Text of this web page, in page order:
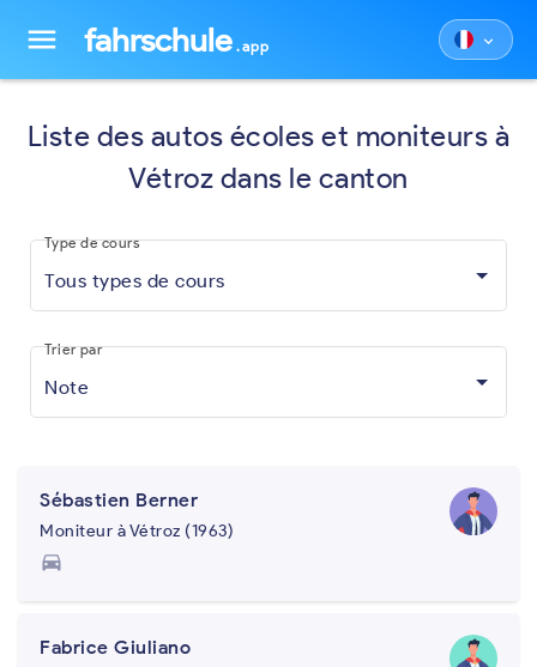
menu fahrschule .app keyboard_arrow_down
Liste des autos écoles et moniteurs à
Vétroz dans le canton
Tous types de cours
Type de cours
Note
Trier par
Sébastien Berner
Moniteur à Vétroz (1963)
directions_car
Fabrice Giuliano